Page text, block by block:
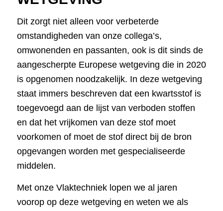
Dit zorgt niet alleen voor verbeterde
omstandigheden van onze collega’s,
omwonenden en passanten, ook is dit sinds de
aangescherpte Europese wetgeving die in 2020
is opgenomen noodzakelijk. In deze wetgeving
staat immers beschreven dat een kwartsstof is
toegevoegd aan de lijst van verboden stoffen
en dat het vrijkomen van deze stof moet
voorkomen of moet de stof direct bij de bron
opgevangen worden met gespecialiseerde
middelen.
Met onze Vlaktechniek lopen we al jaren
voorop op deze wetgeving en weten we als